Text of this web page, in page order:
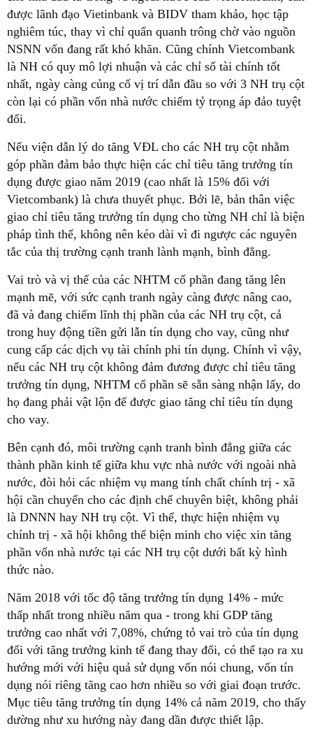
được lãnh đạo Vietinbank và BIDV tham khảo, học tập
nghiêm túc, thay vì chỉ quẩn quanh trông chờ vào nguồn
NSNN vốn đang rất khó khăn. Cũng chính Vietcombank
là NH có quy mô lợi nhuận và các chỉ số tài chính tốt
nhất, ngày càng củng cố vị trí dẫn đầu so với 3 NH trụ cột
còn lại có phần vốn nhà nước chiếm tỷ trọng áp đảo tuyệt
đối.
Nếu viện dẫn lý do tăng VĐL cho các NH trụ cột nhằm
góp phần đảm bảo thực hiện các chỉ tiêu tăng trưởng tín
dụng được giao năm 2019 (cao nhất là 15% đối với
Vietcombank) là chưa thuyết phục. Bởi lẽ, bản thân việc
giao chỉ tiêu tăng trưởng tín dụng cho từng NH chỉ là biện
pháp tình thế, không nên kéo dài vì đi ngược các nguyên
tắc của thị trường cạnh tranh lành mạnh, bình đẳng.
Vai trò và vị thế của các NHTM cổ phần đang tăng lên
mạnh mẽ, với sức cạnh tranh ngày càng được nâng cao,
đã và đang chiếm lĩnh thị phần của các NH trụ cột, cả
trong huy động tiền gửi lẫn tín dụng cho vay, cũng như
cung cấp các dịch vụ tài chính phi tín dụng. Chính vì vậy,
nếu các NH trụ cột không đảm đương được chỉ tiêu tăng
trưởng tín dụng, NHTM cổ phần sẽ sẵn sàng nhận lấy, do
họ đang phải vật lộn để được giao tăng chỉ tiêu tín dụng
cho vay.
Bên cạnh đó, môi trường cạnh tranh bình đẳng giữa các
thành phần kinh tế giữa khu vực nhà nước với ngoài nhà
nước, đòi hỏi các nhiệm vụ mang tính chất chính trị - xã
hội cần chuyển cho các định chế chuyên biệt, không phải
là DNNN hay NH trụ cột. Vì thế, thực hiện nhiệm vụ
chính trị - xã hội không thể biện minh cho việc xin tăng
phần vốn nhà nước tại các NH trụ cột dưới bất kỳ hình
thức nào.
Năm 2018 với tốc độ tăng trưởng tín dụng 14% - mức
thấp nhất trong nhiều năm qua - trong khi GDP tăng
trưởng cao nhất với 7,08%, chứng tỏ vai trò của tín dụng
đối với tăng trưởng kinh tế đang thay đổi, có thể tạo ra xu
hướng mới với hiệu quả sử dụng vốn nói chung, vốn tín
dụng nói riêng tăng cao hơn nhiều so với giai đoạn trước.
Mục tiêu tăng trưởng tín dụng 14% cả năm 2019, cho thấy
dường như xu hướng này đang dần được thiết lập.